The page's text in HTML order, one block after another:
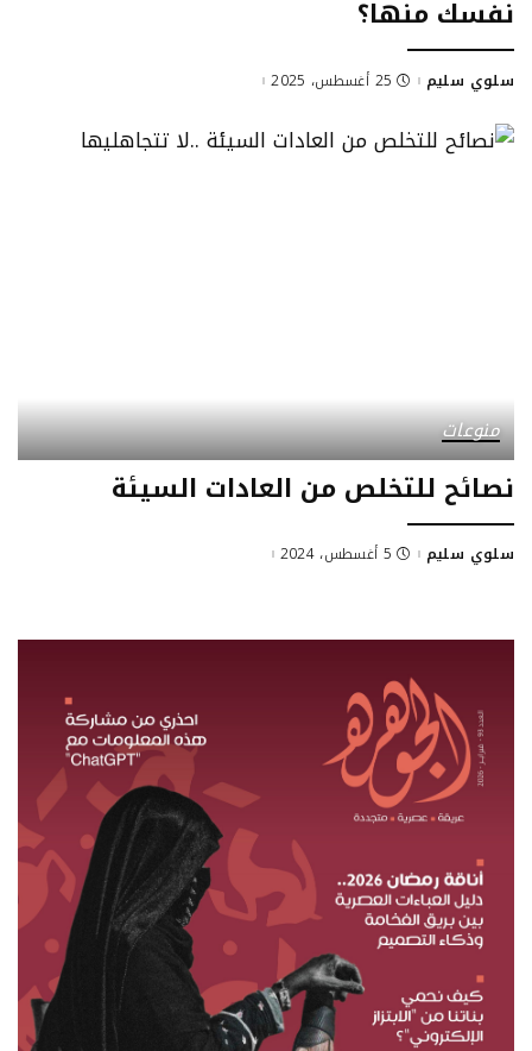
نفسك منها؟
Posted
سلوي سليم 25 أغسطس، 2025
منوعات
نصائح للتخلص من العادات السيئة
Posted
سلوي سليم 5 أغسطس، 2024